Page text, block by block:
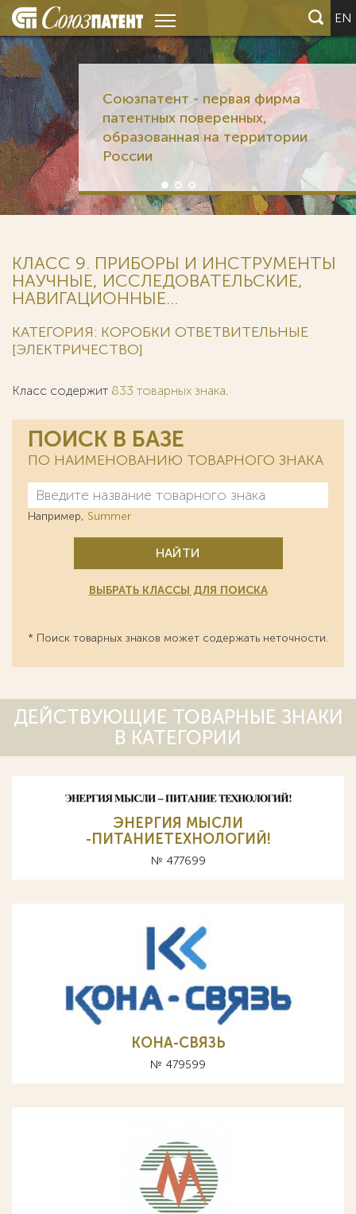
EN
Союзпатент - первая фирма
патентных поверенных,
образованная на территории
России
КЛАСС 9. ПРИБОРЫ И ИНСТРУМЕНТЫ
НАУЧНЫЕ, ИССЛЕДОВАТЕЛЬСКИЕ,
НАВИГАЦИОННЫЕ...
КАТЕГОРИЯ: КОРОБКИ ОТВЕТВИТЕЛЬНЫЕ
[ЭЛЕКТРИЧЕСТВО]
Класс содержит 833 товарных знака.
ПОИСК В БАЗЕ
ПО НАИМЕНОВАНИЮ ТОВАРНОГО ЗНАКА
Например, Summer
НАЙТИ
ВЫБРАТЬ КЛАССЫ ДЛЯ ПОИСКА
* Поиск товарных знаков может содержать неточности.
ДЕЙСТВУЮЩИЕ ТОВАРНЫЕ ЗНАКИ
В КАТЕГОРИИ
ЭНЕРГИЯ МЫСЛИ
-ПИТАНИЕТЕХНОЛОГИЙ!
№ 477699
КОНА-СВЯЗЬ
№ 479599